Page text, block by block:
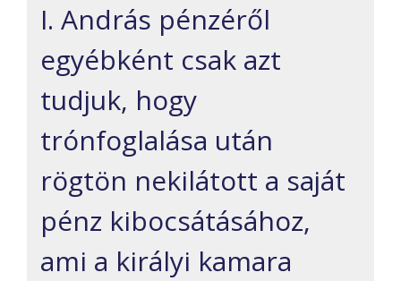
I. András pénzéről
egyébként csak azt
tudjuk, hogy
trónfoglalása után
rögtön nekilátott a saját
pénz kibocsátásához,
ami a királyi kamara